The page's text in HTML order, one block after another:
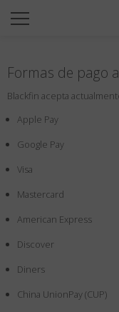
SUN
COLECCIÓNES
NEOMADEINITALY
TITANIUM
B2B
Buscar
Formas de pago
Blackfin acepta
Apple Pay
Google Pay
Visa
Mastercard
American Express
Discover
Diners
China UnionPay (CUP)